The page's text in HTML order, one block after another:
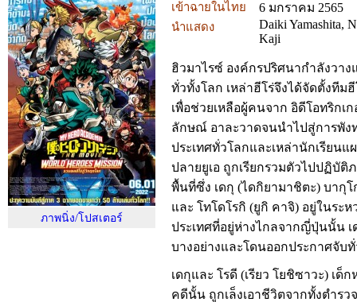
ภาพนิ่ง/โปสเตอร์
เข้าฉายในไทย 6 มกราคม 2565
นำแสดง
Daiki Yamashita,
Kaji
ฮิวมาไรซ์ องค์กรปริศนากำลังวา
ทั่วทั้งโลก เหล่าฮีโร่จึงได้จัดตั้งที
เพื่อช่วยเหลือผู้คนจาก อิดีโอทริกเ
ลักษณ์ อาละวาดจนนำไปสู่การพัง
ประเทศทั่วโลกและเหล่านักเรียนแ
ปลายยูเอ ถูกเรียกรวมตัวไปปฏิบัติ
พื้นที่ซึ่ง เดกุ (ไดกิยามาชิตะ) บากุโ
และ โทโดโรกิ (ยูกิ คาจิ) อยู่ในระ
ประเทศที่อยู่ห่างไกลจากญี่ปุ่นนั้น
บางอย่างและโดนออกประกาศจับทั่
เดกุและ โรดี (เรียว โยชิซาวะ) เด็
คดีนั้น ถูกเล็งเอาชีวิตจากทั้งตำร